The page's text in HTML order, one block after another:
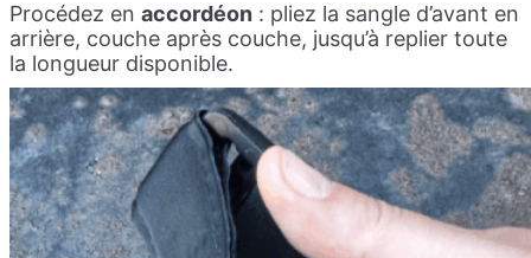
Procédez en accordéon : pliez la sangle d’avant en
arrière, couche après couche, jusqu’à replier toute
la longueur disponible.